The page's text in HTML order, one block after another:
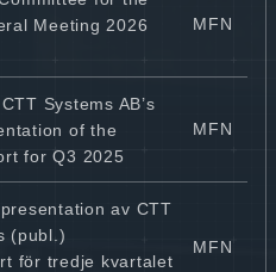
Meeting 2026
MFN
Systems AB’s
of the
for Q3 2025
MFN
av CTT
(publ.)
för tredje kvartalet
MFN